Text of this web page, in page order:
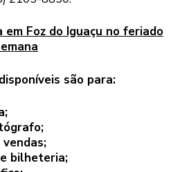
em Foz do Iguaçu no feriado
são para:
bilheteria;